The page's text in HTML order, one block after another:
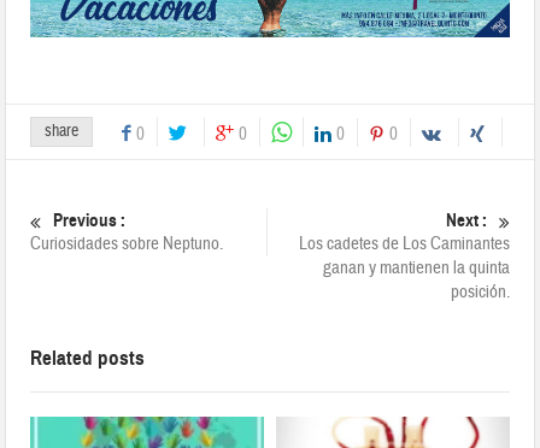
share 0 0 0 0
Previous :
Curiosidades sobre Neptuno.
Next :
Los cadetes de Los Caminantes
ganan y mantienen la quinta
posición.
Related posts